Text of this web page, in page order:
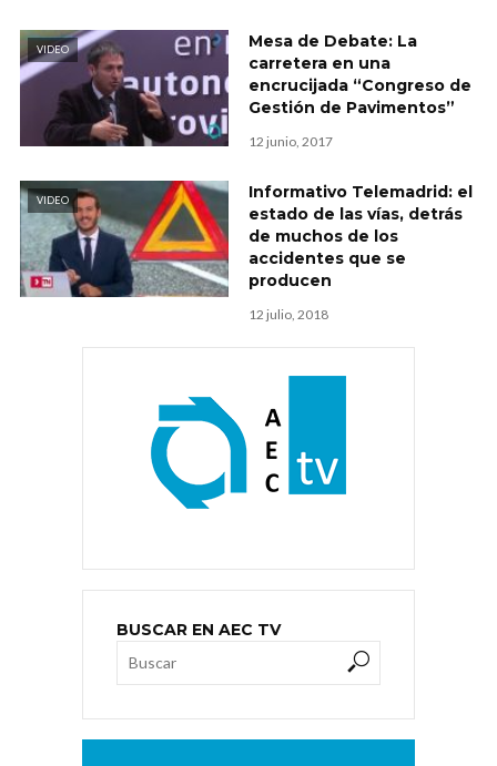
VIDEO
Mesa de Debate: La
carretera en una
encrucijada “Congreso de
Gestión de Pavimentos”
12 junio, 2017
VIDEO
Informativo Telemadrid: el
estado de las vías, detrás
de muchos de los
accidentes que se
producen
12 julio, 2018
BUSCAR EN AEC TV